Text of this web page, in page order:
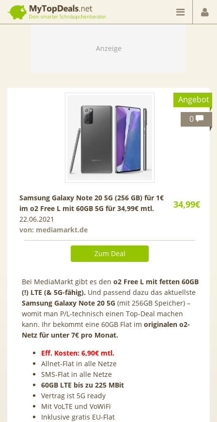
Dein smarter Schnäppchenberater
Angebot
0
34,99€
Samsung Galaxy Note 20 5G (256 GB) für 1€
im o2 Free L mit 60GB 5G für 34,99€ mtl.
22.06.2021
von: mediamarkt.de
Zum Deal
Bei MediaMarkt gibt es den o2 Free L mit fetten 60GB
(!) LTE (& 5G-fähig). Und passend dazu das aktuellste
Samsung Galaxy Note 20 5G (mit 256GB Speicher) –
womit man P/L-technisch einen Top-Deal machen
kann. Ihr bekommt eine 60GB Flat im originalen o2-
Netz für unter 7€ pro Monat.
Eff. Kosten: 6,90€ mtl.
Allnet-Flat in alle Netze
SMS-Flat in alle Netze
60GB LTE bis zu 225 MBit
Vertrag ist 5G ready
Mit VoLTE und VoWiFi
Inklusive gratis EU-Flat